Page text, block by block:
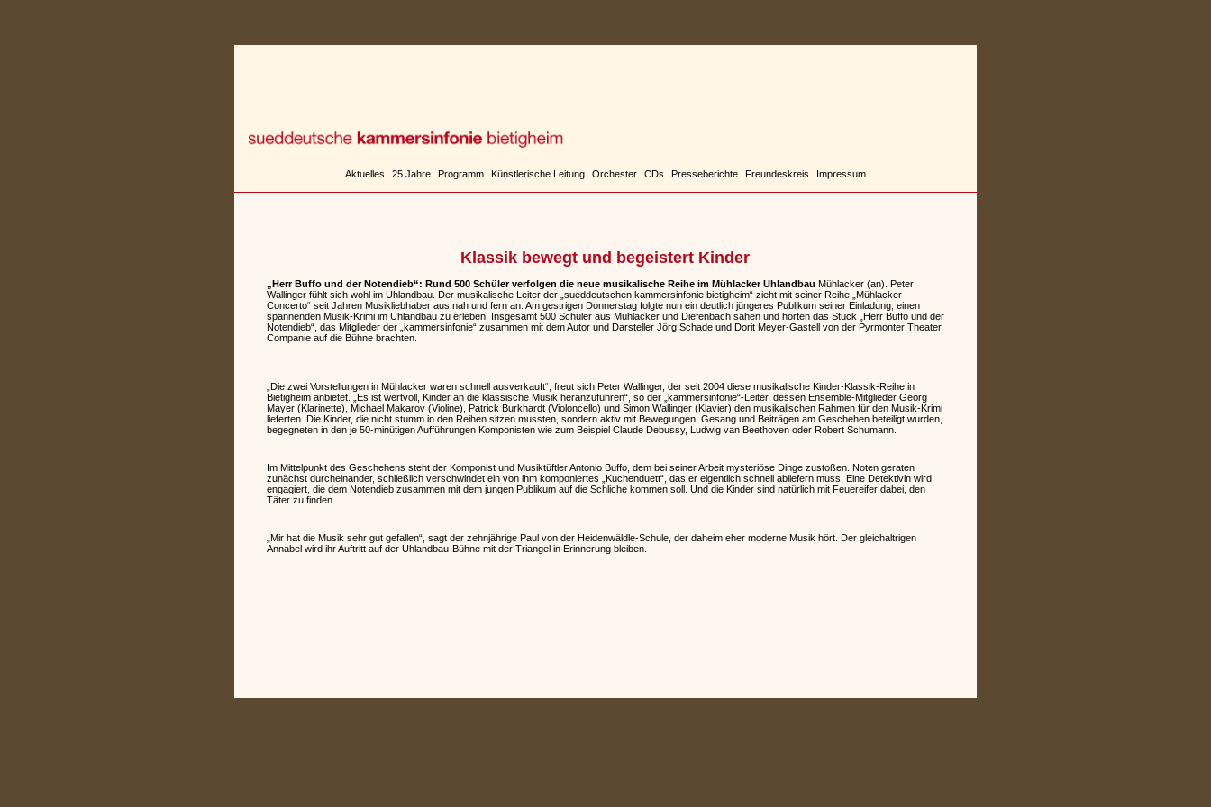
Aktuelles 25 Jahre Programm Künstlerische Leitung Orchester CDs Presseberichte Freundeskreis Impressum
Klassik bewegt und begeistert Kinder
„Herr Buffo und der Notendieb“: Rund 500 Schüler verfolgen die neue musikalische Reihe im Mühlacker Uhlandbau Mühlacker (an). Peter
Wallinger fühlt sich wohl im Uhlandbau. Der musikalische Leiter der „sueddeutschen kammersinfonie bietigheim“ zieht mit seiner Reihe „Mühlacker
Concerto“ seit Jahren Musikliebhaber aus nah und fern an. Am gestrigen Donnerstag folgte nun ein deutlich jüngeres Publikum seiner Einladung, einen
spannenden Musik-Krimi im Uhlandbau zu erleben. Insgesamt 500 Schüler aus Mühlacker und Diefenbach sahen und hörten das Stück „Herr Buffo und der
Notendieb“, das Mitglieder der „kammersinfonie“ zusammen mit dem Autor und Darsteller Jörg Schade und Dorit Meyer-Gastell von der Pyrmonter Theater
Companie auf die Bühne brachten.
„Die zwei Vorstellungen in Mühlacker waren schnell ausverkauft“, freut sich Peter Wallinger, der seit 2004 diese musikalische Kinder-Klassik-Reihe in
Bietigheim anbietet. „Es ist wertvoll, Kinder an die klassische Musik heranzuführen“, so der „kammersinfonie“-Leiter, dessen Ensemble-Mitglieder Georg
Mayer (Klarinette), Michael Makarov (Violine), Patrick Burkhardt (Violoncello) und Simon Wallinger (Klavier) den musikalischen Rahmen für den Musik-Krimi
lieferten. Die Kinder, die nicht stumm in den Reihen sitzen mussten, sondern aktiv mit Bewegungen, Gesang und Beiträgen am Geschehen beteiligt wurden,
begegneten in den je 50-minütigen Aufführungen Komponisten wie zum Beispiel Claude Debussy, Ludwig van Beethoven oder Robert Schumann.
Im Mittelpunkt des Geschehens steht der Komponist und Musiktüftler Antonio Buffo, dem bei seiner Arbeit mysteriöse Dinge zustoßen. Noten geraten
zunächst durcheinander, schließlich verschwindet ein von ihm komponiertes „Kuchenduett“, das er eigentlich schnell abliefern muss. Eine Detektivin wird
engagiert, die dem Notendieb zusammen mit dem jungen Publikum auf die Schliche kommen soll. Und die Kinder sind natürlich mit Feuereifer dabei, den
Täter zu finden.
„Mir hat die Musik sehr gut gefallen“, sagt der zehnjährige Paul von der Heidenwäldle-Schule, der daheim eher moderne Musik hört. Der gleichaltrigen
Annabel wird ihr Auftritt auf der Uhlandbau-Bühne mit der Triangel in Erinnerung bleiben.